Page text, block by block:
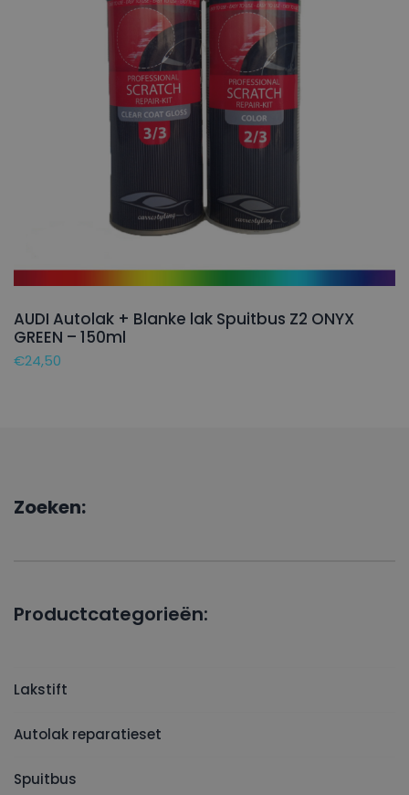
AUDI Autolak + Blanke lak Spuitbus Z2 ONYX
GREEN – 150ml
€24,50
Zoeken:
Productcategorieën:
Lakstift
Autolak reparatieset
Spuitbus